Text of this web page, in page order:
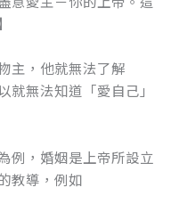
主，他就無法了解
就無法知道「愛自己」
例，婚姻是上帝所設立
教導，例如